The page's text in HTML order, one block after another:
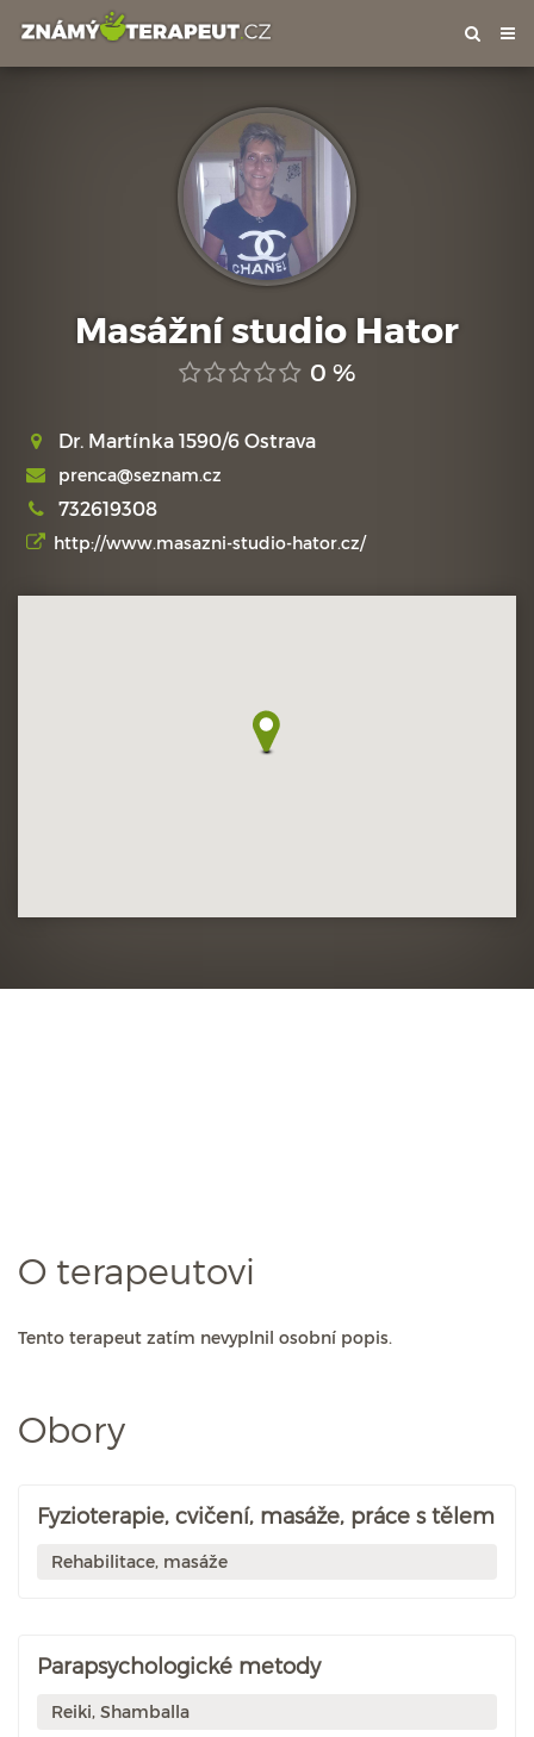
Masážní studio Hator
0 %
Dr. Martínka 1590/6 Ostrava
prenca@seznam.cz
732619308
http://www.masazni-studio-hator.cz/
O terapeutovi
Tento terapeut zatím nevyplnil osobní popis.
Obory
Fyzioterapie, cvičení, masáže, práce s tělem
Rehabilitace, masáže
Parapsychologické metody
Reiki, Shamballa